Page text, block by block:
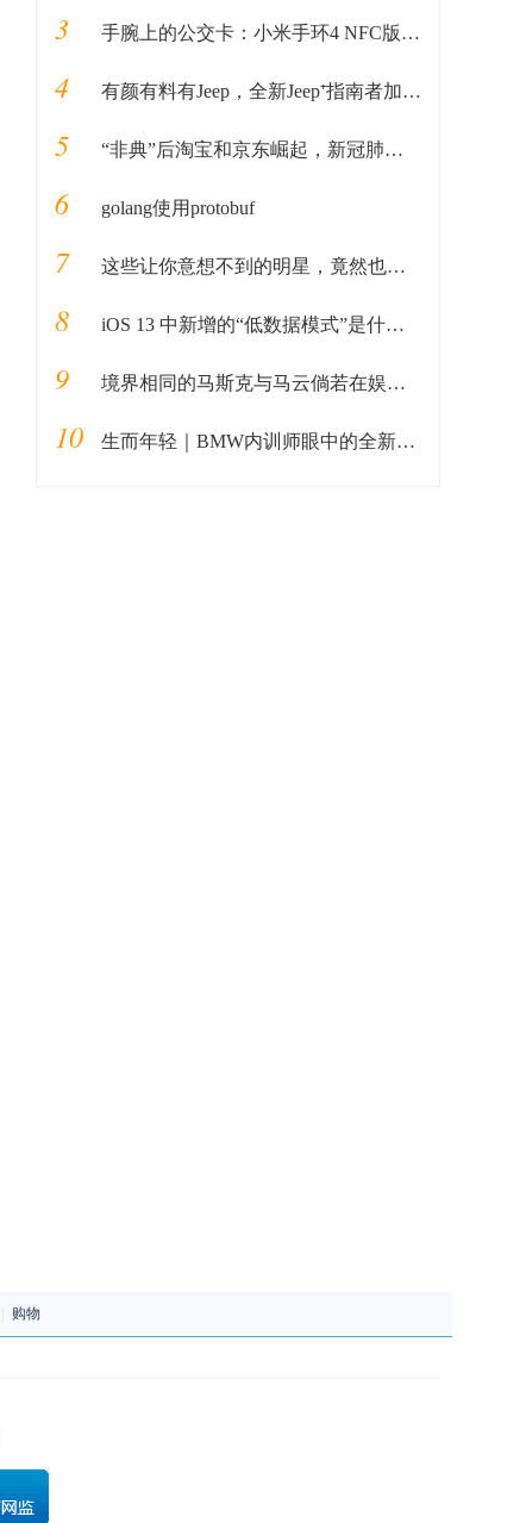
3 手腕上的公交卡：小米手环4 NFC版简单体验
4 有颜有料有Jeep，全新Jeep⁺指南者加料上市
5 “非典”后淘宝和京东崛起，新冠肺炎后会造就谁？
6 golang使用protobuf
7 这些让你意想不到的明星，竟然也是编程爱好者
8 iOS 13 中新增的“低数据模式”是什么？
9 境界相同的马斯克与马云倘若在娱乐圈相遇，会碰撞出怎样的花火
10 生而年轻｜BMW内训师眼中的全新BMW 3系
购物